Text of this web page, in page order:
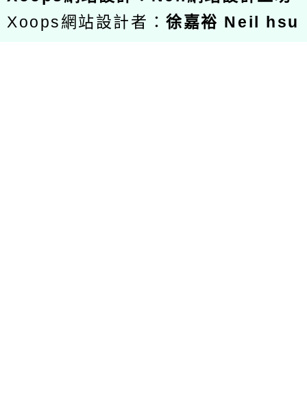
Xoops網站設計者：徐嘉裕 Neil hsu